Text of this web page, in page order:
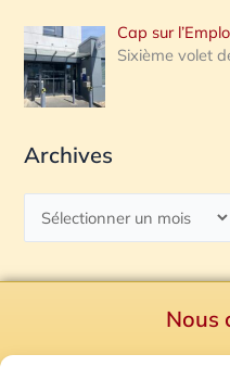
Cap sur
Sixième volet
Archives
Nous